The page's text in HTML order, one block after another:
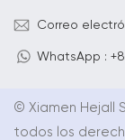
Correo
WhatsApp :
© Xiamen Hejall
todos los